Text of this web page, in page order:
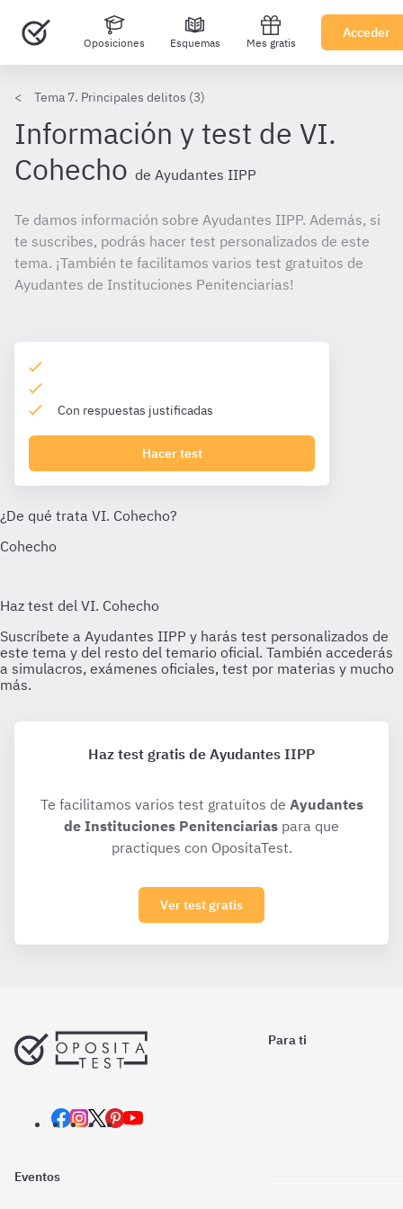
Oposiciones Esquemas Mes gratis
Acceder
Tema 7. Principales delitos (3)
Información y test de VI.
Cohecho de Ayudantes IIPP
Te damos información sobre Ayudantes IIPP. Además, si
te suscribes, podrás hacer test personalizados de este
tema. ¡También te facilitamos varios test gratuitos de
Ayudantes de Instituciones Penitenciarias!
Con respuestas justificadas
Hacer test
Haz test gratis de Ayudantes IIPP
Te facilitamos varios test gratuitos de Ayudantes
de Instituciones Penitenciarias para que
practiques con OpositaTest.
Ver test gratis
Para ti
Eventos